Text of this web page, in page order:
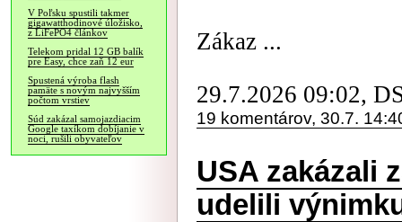
V Poľsku spustili takmer
gigawatthodinové úložisko,
z LiFePO4 článkov
Telekom pridal 12 GB balík
pre Easy, chce zaň 12 eur
Spustená výroba flash
pamäte s novým najvyšším
počtom vrstiev
Súd zakázal samojazdiacim
Google taxíkom dobíjanie v
noci, rušili obyvateľov
Zákaz ...
29.7.2026 09:02,
19 komentárov, 30.7.
USA zakázali
udelili